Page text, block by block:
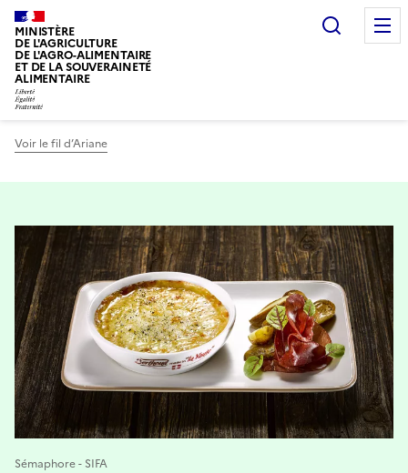
MINISTÈRE
DE L'AGRICULTURE
DE L'AGRO-ALIMENTAIRE
ET DE LA SOUVERAINETÉ
ALIMENTAIRE
Voir le fil d’Ariane
Sémaphore - SIFA